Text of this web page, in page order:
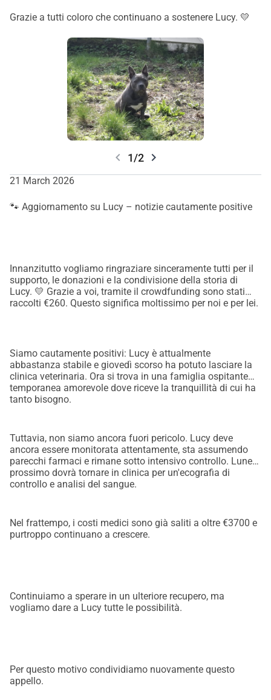
Grazie a tutti coloro che continuano a sostenere Lucy. 💛
chevron_left 1/2 chevron_right
21 March 2026
🐾 Aggiornamento su Lucy – notizie cautamente positive
Innanzitutto vogliamo ringraziare sinceramente tutti per il
supporto, le donazioni e la condivisione della storia di
Lucy. 💛 Grazie a voi, tramite il crowdfunding sono stati
raccolti €260. Questo significa moltissimo per noi e per lei.
Siamo cautamente positivi: Lucy è attualmente
abbastanza stabile e giovedì scorso ha potuto lasciare la
clinica veterinaria. Ora si trova in una famiglia ospitante
temporanea amorevole dove riceve la tranquillità di cui ha
tanto bisogno.
Tuttavia, non siamo ancora fuori pericolo. Lucy deve
ancora essere monitorata attentamente, sta assumendo
parecchi farmaci e rimane sotto intensivo controllo. Lunedì
prossimo dovrà tornare in clinica per un'ecografia di
controllo e analisi del sangue.
Nel frattempo, i costi medici sono già saliti a oltre €3700 e
purtroppo continuano a crescere.
Continuiamo a sperare in un ulteriore recupero, ma
vogliamo dare a Lucy tutte le possibilità.
Per questo motivo condividiamo nuovamente questo
appello.